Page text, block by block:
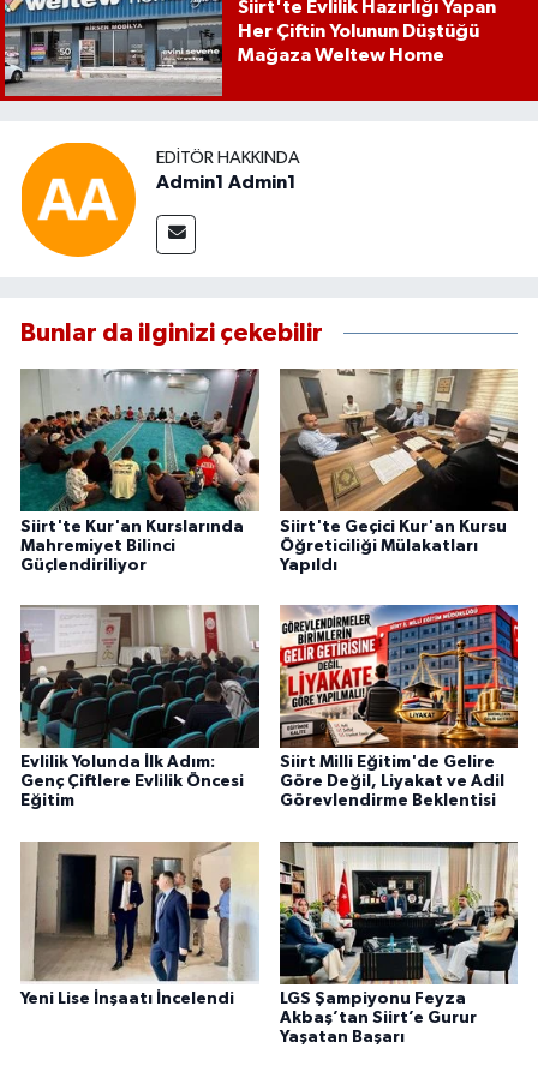
Siirt'te Evlilik Hazırlığı Yapan
Her Çiftin Yolunun Düştüğü
Mağaza Weltew Home
EDITÖR HAKKINDA
Admin1 Admin1
Bunlar da ilginizi çekebilir
Siirt'te Kur'an Kurslarında
Mahremiyet Bilinci
Güçlendiriliyor
Siirt'te Geçici Kur'an Kursu
Öğreticiliği Mülakatları
Yapıldı
Evlilik Yolunda İlk Adım:
Genç Çiftlere Evlilik Öncesi
Eğitim
Siirt Milli Eğitim'de Gelire
Göre Değil, Liyakat ve Adil
Görevlendirme Beklentisi
Yeni Lise İnşaatı İncelendi
LGS Şampiyonu Feyza
Akbaş’tan Siirt’e Gurur
Yaşatan Başarı